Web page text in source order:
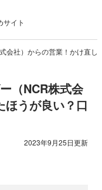
サイト
会社）からの営業！かけ直し
（NCR株式会
ほうが良い？口
2023年9月25日更新